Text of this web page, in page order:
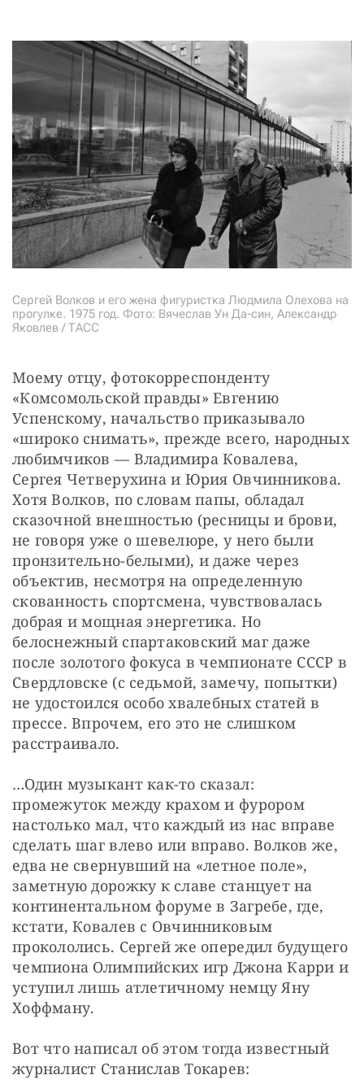
Сергей Волков и его жена фигуристка Людмила Олехова на
прогулке. 1975 год. Фото: Вячеслав Ун Да-син, Александр
Яковлев / ТАСС
Моему отцу, фотокорреспонденту
«Комсомольской правды» Евгению
Успенскому, начальство приказывало
«широко снимать», прежде всего, народных
любимчиков — Владимира Ковалева,
Сергея Четверухина и Юрия Овчинникова.
Хотя Волков, по словам папы, обладал
сказочной внешностью (ресницы и брови,
не говоря уже о шевелюре, у него были
пронзительно-белыми), и даже через
объектив, несмотря на определенную
скованность спортсмена, чувствовалась
добрая и мощная энергетика. Но
белоснежный спартаковский маг даже
после золотого фокуса в чемпионате СССР в
Свердловске (с седьмой, замечу, попытки)
не удостоился особо хвалебных статей в
прессе. Впрочем, его это не слишком
расстраивало.
…Один музыкант как-то сказал:
промежуток между крахом и фурором
настолько мал, что каждый из нас вправе
сделать шаг влево или вправо. Волков же,
едва не свернувший на «летное поле»,
заметную дорожку к славе станцует на
континентальном форуме в Загребе, где,
кстати, Ковалев с Овчинниковым
прокололись. Сергей же опередил будущего
чемпиона Олимпийских игр Джона Карри и
уступил лишь атлетичному немцу Яну
Хоффману.
Вот что написал об этом тогда известный
журналист Станислав Токарев: